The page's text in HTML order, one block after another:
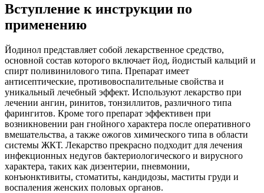
Вступление к инструкции по
применению
Йодинол представляет собой лекарственное средство,
основной состав которого включает йод, йодистый кальций и
спирт поливинилового типа. Препарат имеет
антисептические, противовоспалительные свойства и
уникальный лечебный эффект. Используют лекарство при
лечении ангин, ринитов, тонзиллитов, различного типа
фарингитов. Кроме того препарат эффективен при
возникновении ран гнойного характера после оперативного
вмешательства, а также ожогов химического типа в области
системы ЖКТ. Лекарство прекрасно подходит для лечения
инфекционных недугов бактериологического и вирусного
характера, таких как дизентерии, пневмонии,
конъюнктивиты, стоматиты, кандидозы, маститы груди и
воспаления женских половых органов.